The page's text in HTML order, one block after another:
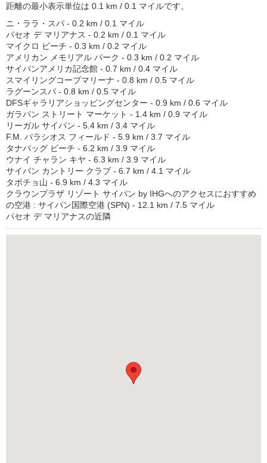
距離の最小表示単位は 0.1 km / 0.1 マイルです。
ニ・ララ・スパ - 0.2 km / 0.1 マイル
パセオ デ マリアナス - 0.2 km / 0.1 マイル
マイクロ ビーチ - 0.3 km / 0.2 マイル
アメリカン メモリアル パーク - 0.3 km / 0.2 マイル
サイパンアメリカ記念館 - 0.7 km / 0.4 マイル
スマイリングコーブマリーナ - 0.8 km / 0.5 マイル
ラグーンスパ - 0.8 km / 0.5 マイル
DFSギャラリアショッピングセンター - 0.9 km / 0.6 マイル
ガラパン ストリート マーケット - 1.4 km / 0.9 マイル
リーガル サイパン - 5.4 km / 3.4 マイル
F.M. パラシオス フィールド - 5.9 km / 3.7 マイル
タナパッグ ビーチ - 6.2 km / 3.9 マイル
ウナイ チャラン キヤ - 6.3 km / 3.9 マイル
サイパン カントリー クラブ - 6.7 km / 4.1 マイル
タポチョ山 - 6.9 km / 4.3 マイル
クラウンプラザ リゾート サイパン by IHGへのアクセスにおすすめ
の空港 : サイパン国際空港 (SPN) - 12.1 km / 7.5 マイル
パセオ デ マリアナスの近隣